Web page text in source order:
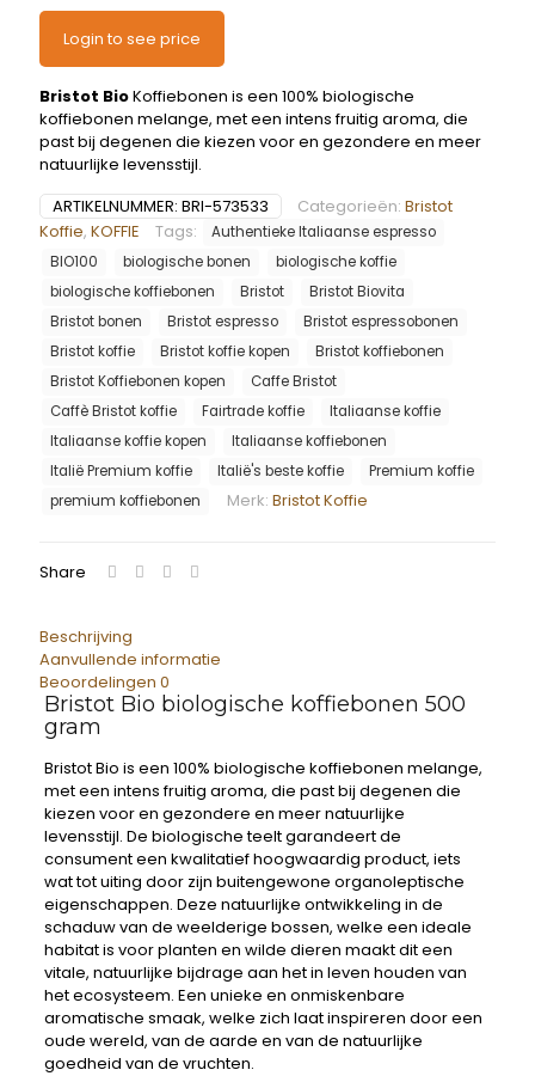
Login to see price
Bristot BioKoffiebonen is een 100% biologische
koffiebonen melange, met een intens fruitig aroma, die
past bij degenen die kiezen voor en gezondere en meer
natuurlijke levensstijl.
ARTIKELNUMMER: BRI-573533 Categorieën: Bristot
Koffie, KOFFIE Tags:
Authentieke Italiaanse espresso
BIO100
biologische bonen
biologische koffie
biologische koffiebonen
Bristot
Bristot Biovita
Bristot bonen
Bristot espresso
Bristot espressobonen
Bristot koffie
Bristot koffie kopen
Bristot koffiebonen
Bristot Koffiebonen kopen
Caffe Bristot
Caffè Bristot koffie
Fairtrade koffie
Italiaanse koffie
Italiaanse koffie kopen
Italiaanse koffiebonen
Italië Premium koffie
Italië's beste koffie
Premium koffie
premium koffiebonen
Merk: Bristot Koffie
Share
Beschrijving
Aanvullende informatie
Beoordelingen 0
Bristot Bio biologische koffiebonen 500
gram
Bristot Bio is een 100% biologische koffiebonen melange,
met een intens fruitig aroma, die past bij degenen die
kiezen voor en gezondere en meer natuurlijke
levensstijl. De biologische teelt garandeert de
consument een kwalitatief hoogwaardig product, iets
wat tot uiting door zijn buitengewone organoleptische
eigenschappen. Deze natuurlijke ontwikkeling in de
schaduw van de weelderige bossen, welke een ideale
habitat is voor planten en wilde dieren maakt dit een
vitale, natuurlijke bijdrage aan het in leven houden van
het ecosysteem. Een unieke en onmiskenbare
aromatische smaak, welke zich laat inspireren door een
oude wereld, van de aarde en van de natuurlijke
goedheid van de vruchten.